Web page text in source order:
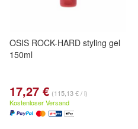
OSIS ROCK-HARD styling gel
150ml
17,27 € (115,13 € / l)
Kostenloser Versand